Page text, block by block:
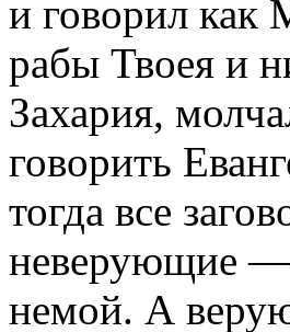
и говорил как
рабы Твоея и
Захария,
говорить
тогда все
неверующие —
немой. А